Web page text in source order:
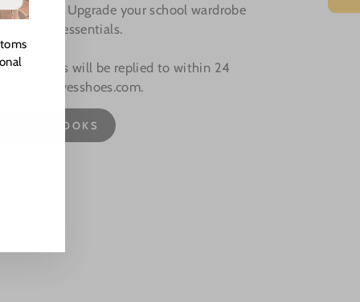
hustle. Upgrade your school wardrobe
essentials.
Emails will be replied to within 24
LOOKS